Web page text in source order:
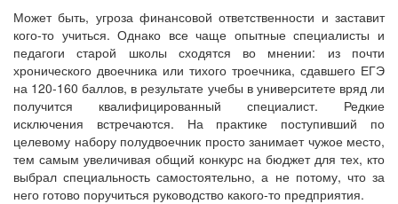
Может быть, угроза финансовой ответственности и заставит
кого-то учиться. Однако все чаще опытные специалисты и
педагоги старой школы сходятся во мнении: из почти
хронического двоечника или тихого троечника, сдавшего ЕГЭ
на 120-160 баллов, в результате учебы в университете вряд ли
получится квалифицированный специалист. Редкие
исключения встречаются. На практике поступивший по
целевому набору полудвоечник просто занимает чужое место,
тем самым увеличивая общий конкурс на бюджет для тех, кто
выбрал специальность самостоятельно, а не потому, что за
него готово поручиться руководство какого-то предприятия.